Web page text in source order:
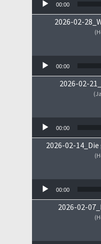
00:00
2026-02-
00:00
2026-02-
00:00
2026-02-
00:00
2026-02-